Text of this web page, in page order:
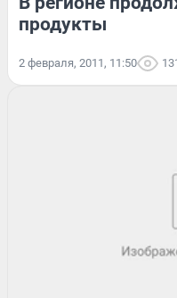
продукты
2 февраля, 2011, 11:50